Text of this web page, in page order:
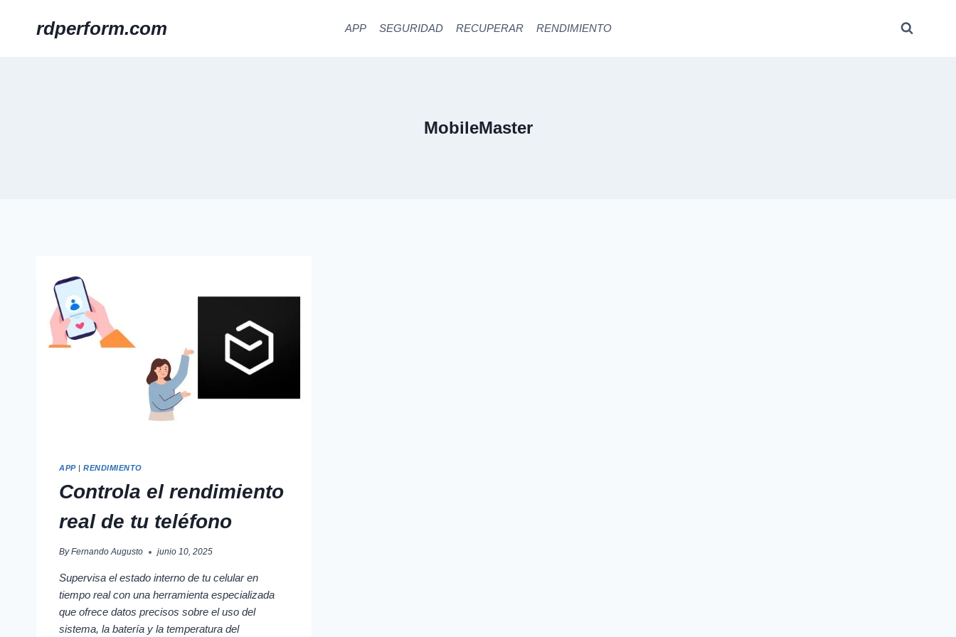
rdperform.com APP SEGURIDAD RECUPERAR RENDIMIENTO
MobileMaster
APP|RENDIMIENTO
Controla el rendimiento
real de tu teléfono
By Fernando Augusto junio 10, 2025
Supervisa el estado interno de tu celular en
tiempo real con una herramienta especializada
que ofrece datos precisos sobre el uso del
sistema, la batería y la temperatura del